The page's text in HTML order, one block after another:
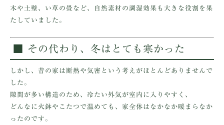
木や土壁、い草の畳など、自然素材の調湿効果も大きな役割を果
たしていました。
■ その代わり、冬はとても寒かった
しかし、昔の家は 断熱や気密 という考えがほとんどありませんで
した。
隙間が多い構造のため、冷たい外気が室内に入りやすく、
どんなに火鉢やこたつで温めても、家全体はなかなか暖まらなか
ったのです。